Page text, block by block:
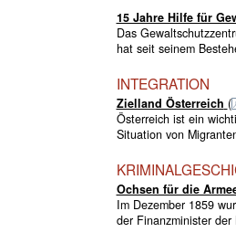
15 Jahre Hilfe für
Das
hat seit seinem
INTEGRATION
Zielland Österreich (
Österreich ist ein
Situation von
Ochsen für die
Im Dezember 1859
der Finanzminister